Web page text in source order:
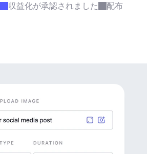
収益化が承認されました 配布